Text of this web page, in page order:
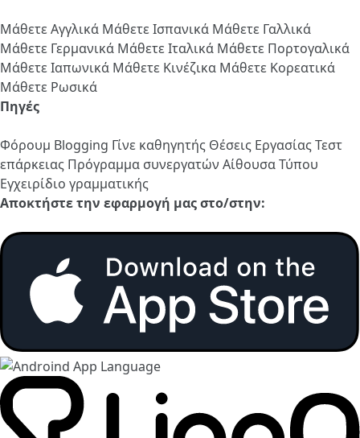
Μάθετε Αγγλικά Μάθετε Ισπανικά Μάθετε Γαλλικά
Μάθετε Γερμανικά Μάθετε Ιταλικά Μάθετε Πορτογαλικά
Μάθετε Ιαπωνικά Μάθετε Κινέζικα Μάθετε Κορεατικά
Μάθετε Ρωσικά
Πηγές
Φόρουμ Blogging Γίνε καθηγητής Θέσεις ΕργασίαςΤεστ
επάρκειας Πρόγραμμα συνεργατών Αίθουσα Τύπου
Εγχειρίδιο γραμματικής
Αποκτήστε την εφαρμογή μας στο/στην: